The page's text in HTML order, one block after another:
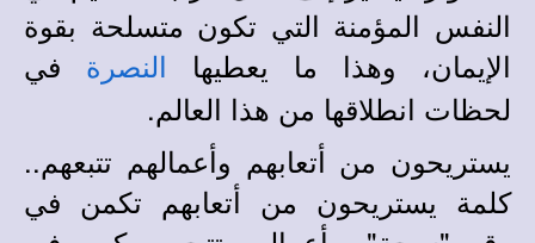
النفس المؤمنة التي تكون متسلحة بقوة
الإيمان، وهذا ما يعطيها
النصرة
في
لحظات انطلاقها من هذا العالم.
يستريحون من أتعابهم وأعمالهم تتبعهم..
كلمة يستريحون من أتعابهم تكمن في